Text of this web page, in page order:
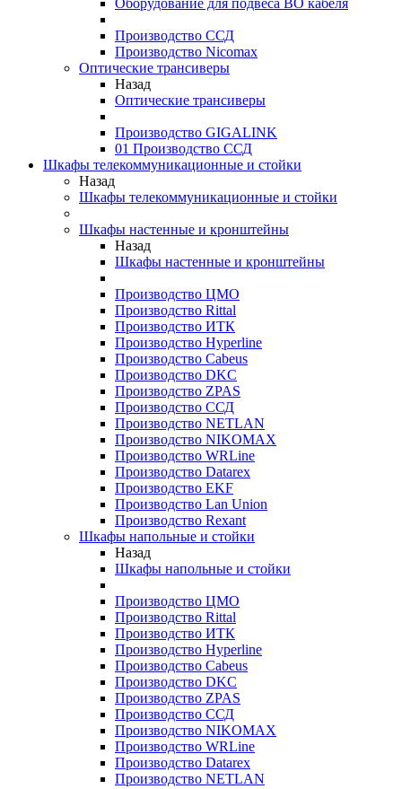
Оборудование для подвеса ВО кабеля
Производство ССД
Производство Nicomax
Оптические трансиверы
Назад
Оптические трансиверы
Производство GIGALINK
01 Производство ССД
Шкафы телекоммуникационные и стойки
Назад
Шкафы телекоммуникационные и стойки
Шкафы настенные и кронштейны
Назад
Шкафы настенные и кронштейны
Производство ЦМО
Производство Rittal
Производство ИТК
Производство Hyperline
Производство Cabeus
Производство DKC
Производство ZPAS
Производство ССД
Производство NETLAN
Производство NIKOMAX
Производство WRLine
Производство Datarex
Производство EKF
Производство Lan Union
Производство Rexant
Шкафы напольные и стойки
Назад
Шкафы напольные и стойки
Производство ЦМО
Производство Rittal
Производство ИТК
Производство Hyperline
Производство Cabeus
Производство DKC
Производство ZPAS
Производство ССД
Производство NIKOMAX
Производство WRLine
Производство Datarex
Производство NETLAN